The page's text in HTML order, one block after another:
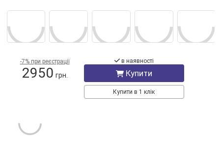
-7% при реєстрації
2950 грн.
в наявності
Купити
Купити в 1 клік